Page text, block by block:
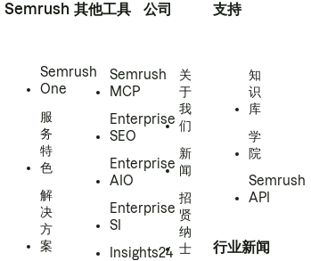
Semrush
Semrush
One
服
务
特
色
解
决
方
案
其他工具
Semrush
MCP
Enterprise
SEO
Enterprise
AIO
Enterprise
SI
Insights24
公司
关
于
我
们
新
闻
招
贤
纳
士
支持
知
识
库
学
院
Semrush
API
行业新闻